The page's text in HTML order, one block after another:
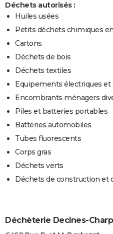
Déchets autorisés :
Huiles usées
Petits déchets chimiques
Cartons
Déchets de bois
Déchets textiles
Equipements électriques et
Encombrants ménagers
Piles et batteries portables
Batteries automobiles
Tubes fluorescents
Corps gras
Déchets verts
Déchets de construction et
Déchèterie Decines-